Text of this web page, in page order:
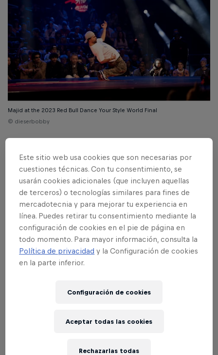
Majid at the 2023 Red Bull Dance Your Style World Final
© dieserbobby
And the winner is Waackxxxy
Este sitio web usa cookies que son necesarias por
cuestiones técnicas. Con tu consentimiento, se
usarán cookies adicionales (que incluyen aquellas
de terceros) o tecnologías similares para fines de
mercadotecnia y para mejorar tu experiencia en
línea. Puedes retirar tu consentimiento mediante la
configuración de cookies en el pie de página en
todo momento. Para mayor información, consulta la
Política de privacidad y la Configuración de cookies
en la parte inferior.
Configuración de cookies
Rechazarlas todas
Aceptar todas las cookies